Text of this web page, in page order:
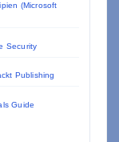
(Microsoft
Security
Publishing
Guide